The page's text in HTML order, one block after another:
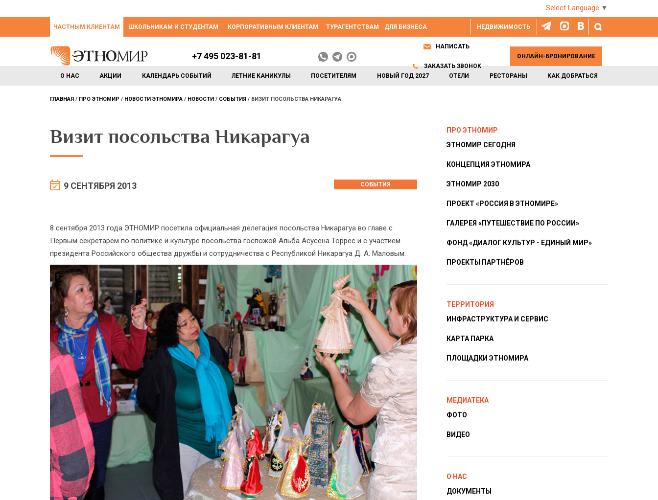
Select Language ▼
НЕДВИЖИМОСТЬ
ЧАСТНЫМ КЛИЕНТАМ ШКОЛЬНИКАМ И СТУДЕНТАМ КОРПОРАТИВНЫМ КЛИЕНТАМ ТУРАГЕНТСТВАМ ДЛЯ БИЗНЕСА
О НАС АКЦИИ КАЛЕНДАРЬ СОБЫТИЙ ЛЕТНИЕ КАНИКУЛЫ ПОСЕТИТЕЛЯМ НОВЫЙ ГОД 2027 ОТЕЛИ РЕСТОРАНЫ КАК ДОБРАТЬСЯ
+7 495 023-81-81
НАПИСАТЬ
ЗАКАЗАТЬ ЗВОНОК
ОНЛАЙН-БРОНИРОВАНИЕ
ГЛАВНАЯ ПРО ЭТНОМИР НОВОСТИ ЭТНОМИРА НОВОСТИ СОБЫТИЯ ВИЗИТ ПОСОЛЬСТВА НИКАРАГУА
Визит посольства Никарагуа
9 СЕНТЯБРЯ 2013 СОБЫТИЯ
8 сентября 2013 года ЭТНОМИР посетила официальная делегация посольства Никарагуа во главе с
Первым секретарем по политике и культуре посольства госпожой Альба Асусена Торрес и с участием
президента Российского общества дружбы и сотрудничества с Республикой Никарагуа Д. А. Маловым.
ПРО ЭТНОМИР
ЭТНОМИР СЕГОДНЯ
КОНЦЕПЦИЯ ЭТНОМИРА
ЭТНОМИР 2030
ПРОЕКТ «РОССИЯ В ЭТНОМИРЕ»
ГАЛЕРЕЯ «ПУТЕШЕСТВИЕ ПО РОССИИ»
ФОНД «ДИАЛОГ КУЛЬТУР - ЕДИНЫЙ МИР»
ПРОЕКТЫ ПАРТНЁРОВ
ТЕРРИТОРИЯ
ИНФРАСТРУКТУРА И СЕРВИС
КАРТА ПАРКА
ПЛОЩАДКИ ЭТНОМИРА
МЕДИАТЕКА
ФОТО
ВИДЕО
О НАС
ДОКУМЕНТЫ